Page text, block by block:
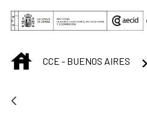
Saltar al contenido principal
INICIOCCE - BUENOS AIRES